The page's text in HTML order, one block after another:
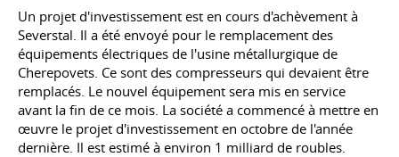
Un projet d'investissement est en cours d'achèvement à
Severstal. Il a été envoyé pour le remplacement des
équipements électriques de l'usine métallurgique de
Cherepovets. Ce sont des compresseurs qui devaient être
remplacés. Le nouvel équipement sera mis en service
avant la fin de ce mois. La société a commencé à mettre en
œuvre le projet d'investissement en octobre de l'année
dernière. Il est estimé à environ 1 milliard de roubles.